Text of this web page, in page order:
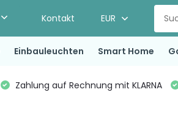
Kontakt EUR
Einbauleuchten Smart Home
Zahlung auf Rechnung mit KLARNA